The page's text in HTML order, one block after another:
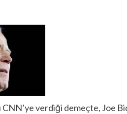
CNN’ye verdiği demeçte, Joe